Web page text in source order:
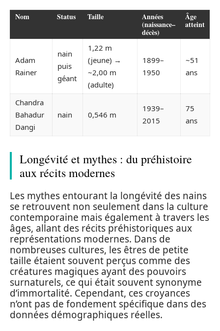
Nom Status Taille Années
(naissance–
décès)
Âge
atteint
Adam
Rainer
nain
puis
géant
1,22 m
(jeune) →
~2,00 m
(adulte)
1899–
1950
~51
ans
Chandra
Bahadur
Dangi
nain 0,546 m
1939–
2015
75
ans
Longévité et mythes : du préhistoire
aux récits modernes
Les mythes entourant la longévité des nains
se retrouvent non seulement dans la culture
contemporaine mais également à travers les
âges, allant des récits préhistoriques aux
représentations modernes. Dans de
nombreuses cultures, les êtres de petite
taille étaient souvent perçus comme des
créatures magiques ayant des pouvoirs
surnaturels, ce qui était souvent synonyme
d’immortalité. Cependant, ces croyances
n’ont pas de fondement spécifique dans des
données démographiques réelles.